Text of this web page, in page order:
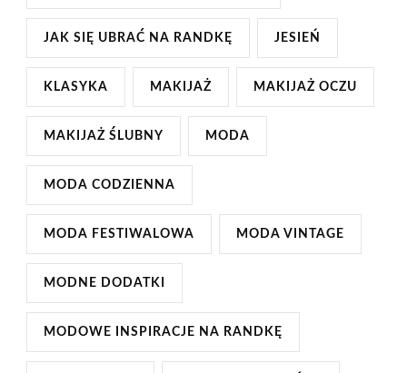
JAK SIĘ UBRAĆ NA RANDKĘ JESIEŃ
KLASYKA MAKIJAŻ MAKIJAŻ OCZU
MAKIJAŻ ŚLUBNY MODA
MODA CODZIENNA
MODA FESTIWALOWA MODA VINTAGE
MODNE DODATKI
MODOWE INSPIRACJE NA RANDKĘ